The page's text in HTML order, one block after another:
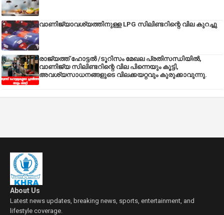
വാണിജ്യാവശ്യത്തിനുള്ള LPG സിലിണ്ടറിന്റെ വില കുറച്ചു
രാജ്യത്ത് ഹോട്ടൽ /ടൂറിസം മേഖല പ്രതിസന്ധിയിൽ,
വാണിജ്യ സിലിണ്ടറിന്റെ വില പിന്നെയും കൂട്ടി,
അവശ്യസാധനങ്ങളുടെ വിലക്കയറ്റവും കുരുക്കാവുന്നു.
About Us
Latest news updates, breaking news, sports, entertainment, and
lifestyle coverage.